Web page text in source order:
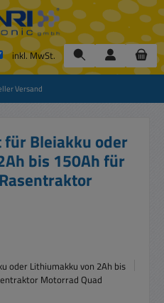
inkl. MwSt.
Versand
für Bleiakku oder
bis 150Ah für